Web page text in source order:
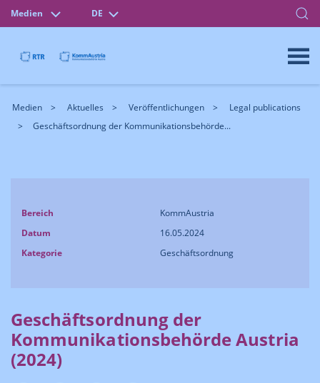
Medien DE
Medien Aktuelles Veröffentlichungen
Legal publications
Geschäftsordnung der Kommunikationsbehörde...
Bereich
KommAustria
Datum
16.05.2024
Kategorie
Geschäftsordnung
Geschäftsordnung der
Kommunikationsbehörde Austria
(2024)